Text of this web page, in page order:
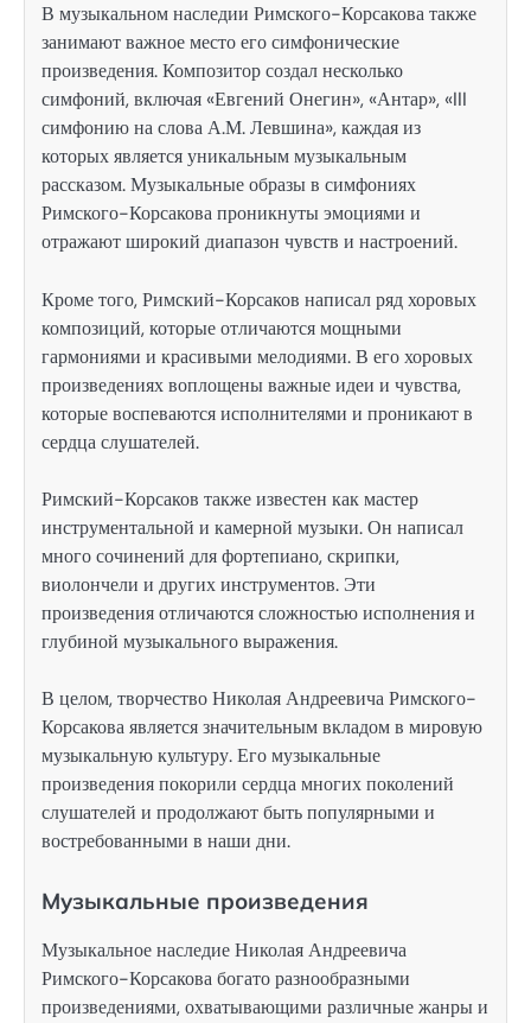
В музыкальном наследии Римского-Корсакова также
занимают важное место его симфонические
произведения. Композитор создал несколько
симфоний, включая «Евгений Онегин», «Антар», «III
симфонию на слова А.М. Левшина», каждая из
которых является уникальным музыкальным
рассказом. Музыкальные образы в симфониях
Римского-Корсакова проникнуты эмоциями и
отражают широкий диапазон чувств и настроений.
Кроме того, Римский-Корсаков написал ряд хоровых
композиций, которые отличаются мощными
гармониями и красивыми мелодиями. В его хоровых
произведениях воплощены важные идеи и чувства,
которые воспеваются исполнителями и проникают в
сердца слушателей.
Римский-Корсаков также известен как мастер
инструментальной и камерной музыки. Он написал
много сочинений для фортепиано, скрипки,
виолончели и других инструментов. Эти
произведения отличаются сложностью исполнения и
глубиной музыкального выражения.
В целом, творчество Николая Андреевича Римского-
Корсакова является значительным вкладом в мировую
музыкальную культуру. Его музыкальные
произведения покорили сердца многих поколений
слушателей и продолжают быть популярными и
востребованными в наши дни.
Музыкальные произведения
Музыкальное наследие Николая Андреевича
Римского-Корсакова богато разнообразными
произведениями, охватывающими различные жанры и